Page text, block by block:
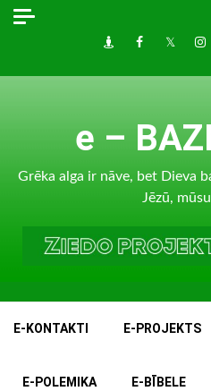
Skip
DraugiemFacebook
Twitter
e –
Grēka alga ir nāve, bet Dieva
Jēzū,
E-KONTAKTI E-PROJEKTS
E-POLEMIKA E-BĪBELE